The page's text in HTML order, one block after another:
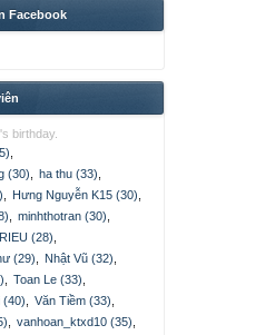
Facebook
birthday.
(30)
ha thu (33)
Hưng Nguyễn K15 (30)
minhthotran (30)
(28)
(29)
Nhật Vũ (32)
Toan Le (33)
(40)
Văn Tiềm (33)
vanhoan_ktxd10 (35)